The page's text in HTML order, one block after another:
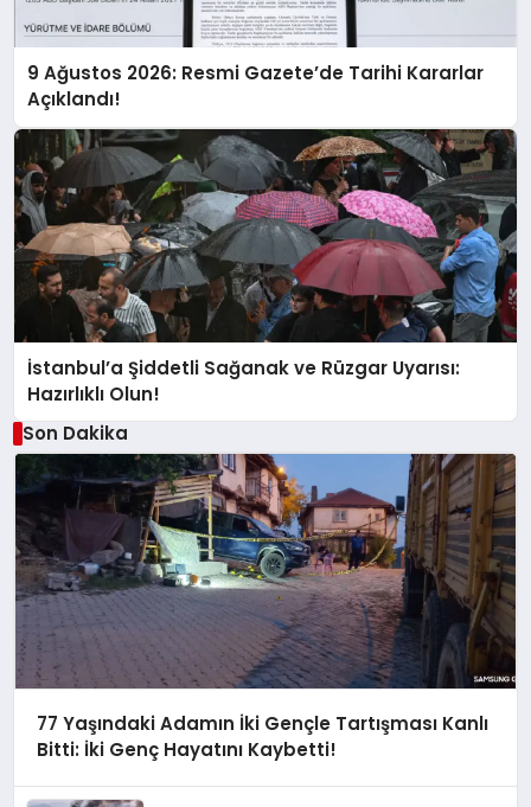
9 Ağustos 2026: Resmi Gazete’de Tarihi Kararlar
Açıklandı!
İstanbul’a Şiddetli Sağanak ve Rüzgar Uyarısı:
Hazırlıklı Olun!
Son Dakika
77 Yaşındaki Adamın İki Gençle Tartışması Kanlı
Bitti: İki Genç Hayatını Kaybetti!